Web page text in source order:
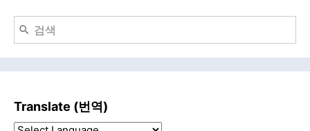
Translate (번역)